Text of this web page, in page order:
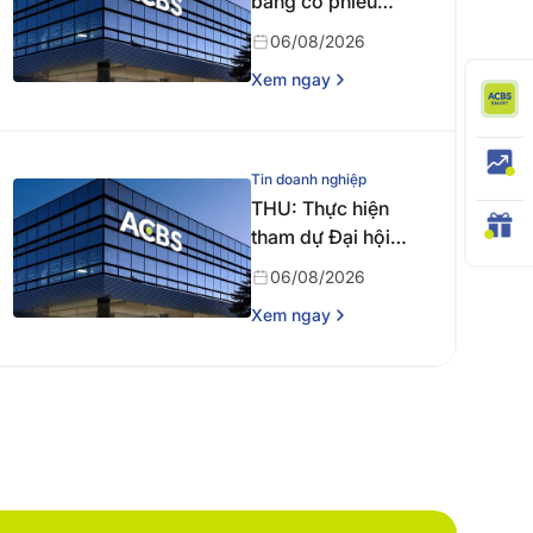
năm 2025
06/08/2026
Xem ngay
Tin doanh nghiệp
THU: Thực hiện
tham dự Đại hội
đồng cổ đông
thường niên năm
2026
06/08/2026
Xem ngay